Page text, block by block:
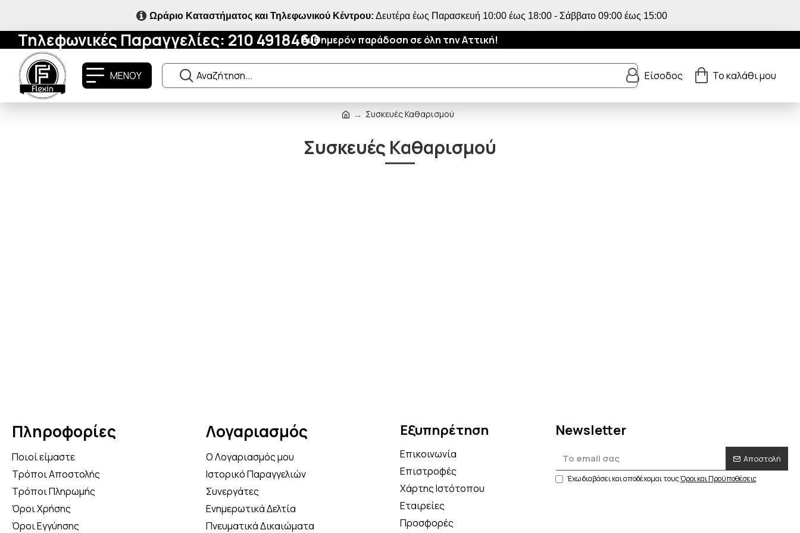
Ωράριο Καταστήματος και Τηλεφωνικού Κέντρου: Δευτέρα έως Παρασκευή 10:00 έως 18:00 - Σάββατο 09:00 έως 15:00
Τηλεφωνικές Παραγγελίες: 210 4918460Αυθημερόν παράδοση σε όλη την Αττική!
ΜΕΝΟΥ Είσοδος Το καλάθι μου
Συσκευές Καθαρισμού
Συσκευές Καθαρισμού
Πληροφορίες
Ποιοί είμαστε
Τρόποι Αποστολής
Τρόποι Πληρωμής
Όροι Χρήσης
Όροι Εγγύησης
Λογαριασμός
Ο Λογαριασμός μου
Ιστορικό Παραγγελιών
Συνεργάτες
Ενημερωτικά Δελτία
Πνευματικά Δικαιώματα
Εξυπηρέτηση
Επικοινωνία
Επιστροφές
Χάρτης Ιστότοπου
Εταιρείες
Προσφορές
Newsletter
Αποστολή
Έχω διαβάσει και αποδέχομαι τουςΌροι και Προϋποθέσεις